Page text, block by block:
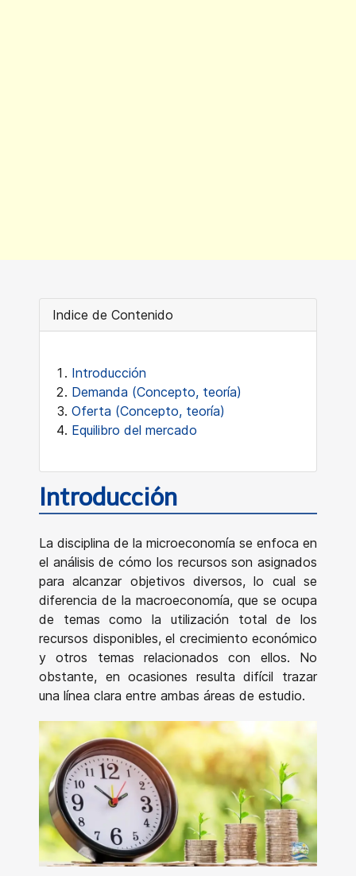
Indice de Contenido
Introducción
Demanda (Concepto, teoría)
Oferta (Concepto, teoría)
Equilibro del mercado
Introducción
La disciplina de la microeconomía se enfoca en
el análisis de cómo los recursos son asignados
para alcanzar objetivos diversos, lo cual se
diferencia de la macroeconomía, que se ocupa
de temas como la utilización total de los
recursos disponibles, el crecimiento económico
y otros temas relacionados con ellos. No
obstante, en ocasiones resulta difícil trazar
una línea clara entre ambas áreas de estudio.